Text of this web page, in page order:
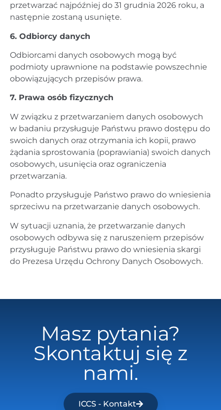
przetwarzać najpóźniej do 31 grudnia 2026 roku, a
następnie zostaną usunięte.
6. Odbiorcy danych
Odbiorcami danych osobowych mogą być
podmioty uprawnione na podstawie powszechnie
obowiązujących przepisów prawa.
7. Prawa osób fizycznych
W związku z przetwarzaniem danych osobowych
w badaniu przysługuje Państwu prawo dostępu do
swoich danych oraz otrzymania ich kopii, prawo
żądania sprostowania (poprawiania) swoich danych
osobowych, usunięcia oraz ograniczenia
przetwarzania.
Ponadto przysługuje Państwo prawo do wniesienia
sprzeciwu na przetwarzanie danych osobowych.
W sytuacji uznania, że przetwarzanie danych
osobowych odbywa się z naruszeniem przepisów
przysługuje Państwu prawo do wniesienia skargi
do Prezesa Urzędu Ochrony Danych Osobowych.
Masz pytania?
Skontaktuj się z
nami.
ICCS - Kontakt